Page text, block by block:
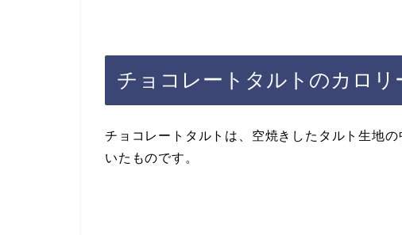
チョコレートタルトのカロリ
チョコレートタルトは、空焼きしたタルト生地
いたものです。